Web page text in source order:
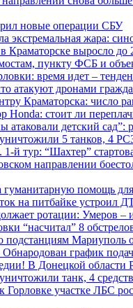
новые операции СБУ
экстремальная жара:
Краматорске выросло
пункту ФСБ и
время идет –
атакуют дронами
Краматорска: число
Honda: стоит ли
атаковали детский сад”:
5 танков, 4
й тур: “Шахтер”
направлении
помощь
на питбайке устроил
ротации:
“насчитал” 8
подстанциям Мариуполь
график
В Донецкой
танк, 4
участке ЛБС